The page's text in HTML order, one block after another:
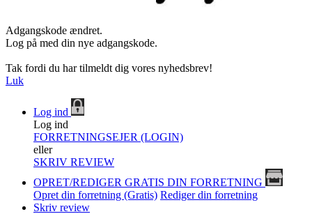
Adgangskode ændret.
Log på med din nye adgangskode.
Tak fordi du har tilmeldt dig vores nyhedsbrev!
Luk
Log ind
Log ind
FORRETNINGSEJER (LOGIN)
eller
SKRIV REVIEW
OPRET/REDIGER GRATIS DIN FORRETNING
Opret din forretning (Gratis) Rediger din forretning
Skriv review